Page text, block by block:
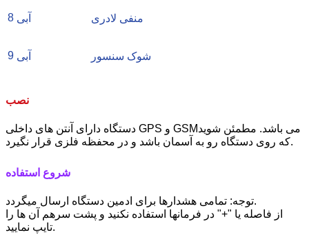
8 آبی منفی لادری
9 آبی شوک سنسور
نصب
دستگاه دارای آنتن های داخلی GPS و GSMمی باشد. مطمئن شوید
که روی دستگاه رو به آسمان باشد و در محفظه فلزی قرار نگیرد.
شروع استفاده
توجه: تمامی هشدارها برای ادمین دستگاه ارسال میگردد.
از فاصله یا "+" در فرمانها استفاده نکنید و پشت سرهم آن ها را
تایپ نمایید.